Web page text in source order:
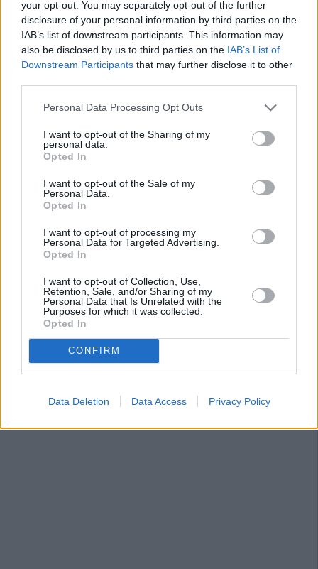
your opt-out. You may separately opt-out of the further
disclosure of your personal information by third parties on the
IAB’s list of downstream participants. This information may
also be disclosed by us to third parties on the IAB’s List of
Downstream Participants that may further disclose it to other
Personal Data Processing Opt Outs
I want to opt-out of the Sharing of my
personal data.
Opted In
I want to opt-out of the Sale of my
Personal Data.
Opted In
I want to opt-out of processing my
Personal Data for Targeted Advertising.
Opted In
I want to opt-out of Collection, Use,
Retention, Sale, and/or Sharing of my
Personal Data that Is Unrelated with the
Purposes for which it was collected.
Opted In
CONFIRM
Data Deletion Data Access Privacy Policy
tecnología antigua porque el nuevo carné de identidad ya
se implanta en las comisarías españolas. El problema está
en que la máquina de Jaén no para de dar problemas ahora.
Por eso, los pasaportes más urgentes se derivan a las
oficinas de las comisarías de Linares, Andújar y Úbeda,